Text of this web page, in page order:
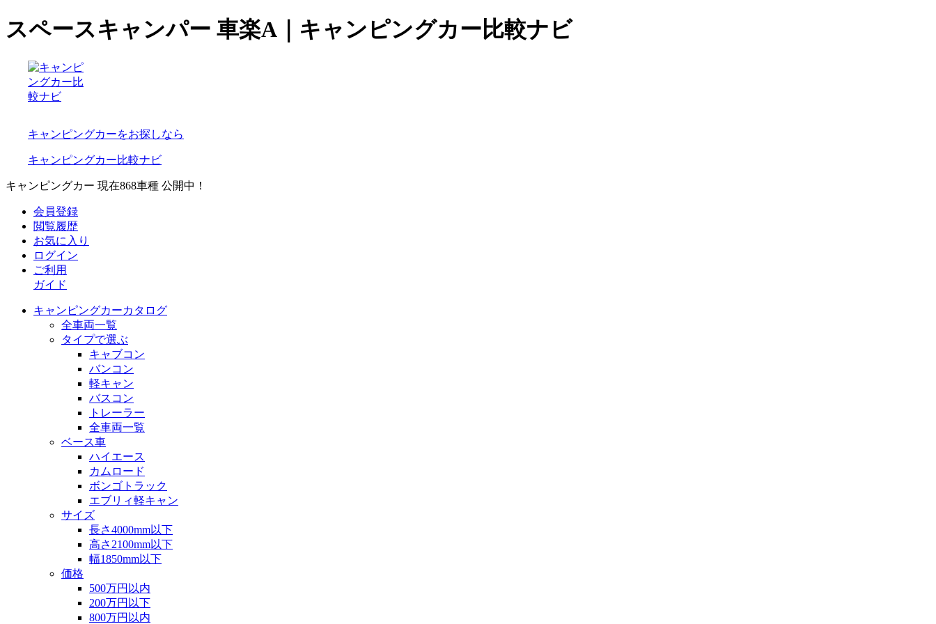
スペースキャンパー 車楽A｜キャンピングカー比較ナビ
キャンピングカーをお探しなら
キャンピングカー比較ナビ
キャンピングカー 現在868車種 公開中！
会員登録
閲覧履歴
お気に入り
ログイン
ご利用
ガイド
キャンピングカーカタログ
全車両一覧
タイプで選ぶ
キャブコン
バンコン
軽キャン
バスコン
トレーラー
全車両一覧
ベース車
ハイエース
カムロード
ボンゴトラック
エブリィ軽キャン
サイズ
長さ4000mm以下
高さ2100mm以下
幅1850mm以下
価格
500万円以内
200万円以下
800万円以内